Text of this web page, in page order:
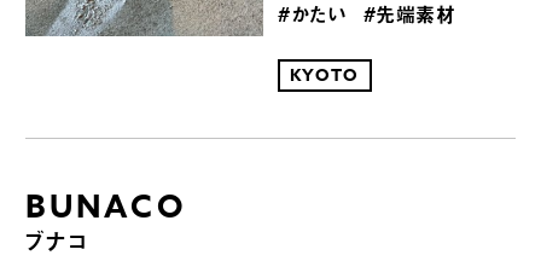
#かたい
#先端素材
KYOTO
BUNACO
ブナコ